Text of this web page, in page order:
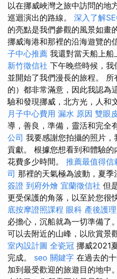
以在挪威峽灣之旅中訪問的地
巡迴演出的路線。 深入了解
的亮點是我們參觀的風景如畫
挪威海港和那裡的沿海遊覽的
子中心推薦 我還對當天船上船
新竹徵信社 下午晚些時候，我
並開始了我們漫長的旅程。
的）都非常滿意，因此我認為
驗和發現挪威，北方光，人和
月子中心費用 漏水 原因 雙眼
導，善良，準備，靈活和完全
公司 我要感謝您拍攝的照片
貢獻。 根據您想看到和體驗
花費多少時間。 推薦最值得信
司 那裡的天氣極為波動，夏季
簽證 到府外燴 宜蘭徵信社 但
更受保護的角落，以至於您很
底按摩證照課程 眼科 產後護理
必擔心，沉船就為一切準備了
可以去附近的山峰，以欣賞景
室內設計圖 全瓷冠 挪威2021
完成。 seo 關鍵字 在過去的
加到最受歡迎的旅遊目的地中。